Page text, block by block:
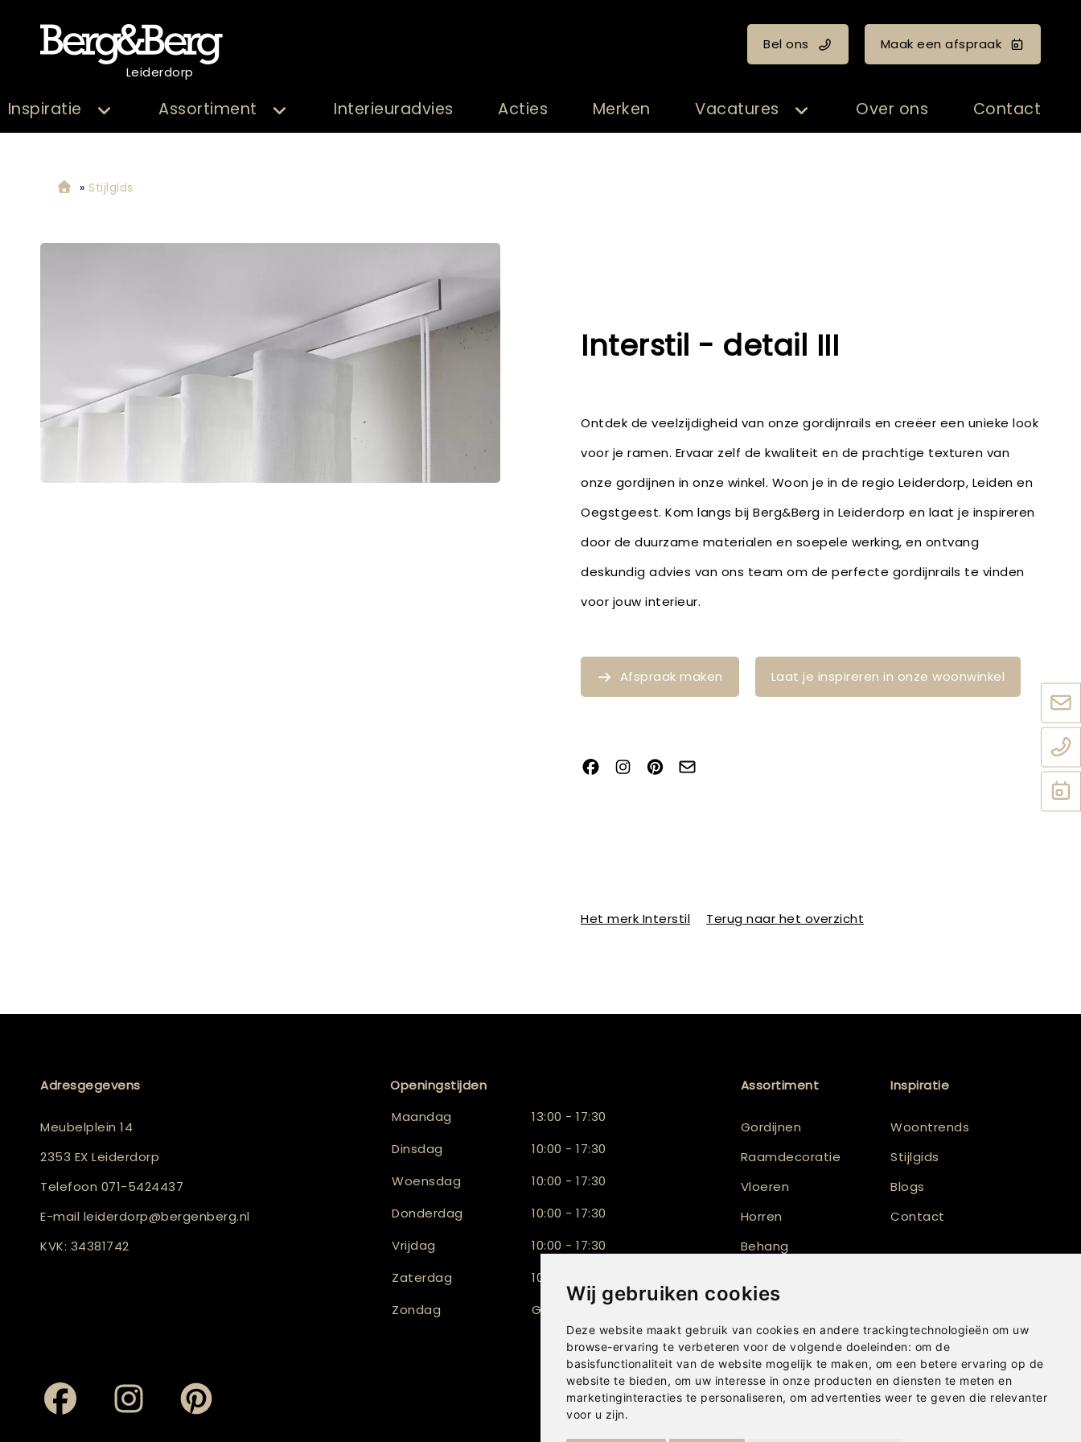
Wij gebruiken cookies
Deze website maakt gebruik van cookies en andere trackingtechnologieën om uw
browse-ervaring te verbeteren voor de volgende doeleinden: om de
basisfunctionaliteit van de website mogelijk te maken, om een betere ervaring op de
website te bieden, om uw interesse in onze producten en diensten te meten en
marketinginteracties te personaliseren, om advertenties weer te geven die relevanter
voor u zijn.
Leiderdorp
Bel ons Maak een afspraak
Inspiratie Assortiment Interieuradvies Acties Merken Vacatures Over ons Contact
» Stijlgids
Interstil - detail III
Ontdek de veelzijdigheid van onze gordijnrails en creëer een unieke look
voor je ramen. Ervaar zelf de kwaliteit en de prachtige texturen van
onze gordijnen in onze winkel. Woon je in de regio Leiderdorp, Leiden en
Oegstgeest. Kom langs bij Berg&Berg in Leiderdorp en laat je inspireren
door de duurzame materialen en soepele werking, en ontvang
deskundig advies van ons team om de perfecte gordijnrails te vinden
voor jouw interieur.
Afspraak maken Laat je inspireren in onze woonwinkel
Het merk Interstil Terug naar het overzicht
Adresgegevens
Meubelplein 14
2353 EX Leiderdorp
Telefoon 071-5424437
E-mail leiderdorp@bergenberg.nl
KVK: 34381742
Openingstijden
Maandag
13:00 - 17:30
Dinsdag
10:00 - 17:30
Woensdag
10:00 - 17:30
Donderdag
10:00 - 17:30
Vrijdag
10:00 - 17:30
Zaterdag
10:00 - 17:00
Zondag
Gesloten
Assortiment
Gordijnen
Raamdecoratie
Vloeren
Horren
Behang
Shutters
Inspiratie
Woontrends
Stijlgids
Blogs
Contact